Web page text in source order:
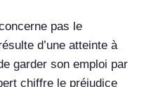
pas le
d’une atteinte à
garder son emploi par
chiffre le préjudice